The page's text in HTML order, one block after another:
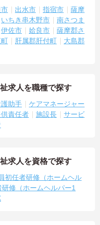
出水市 指宿市
薩摩
いちき串木野市
南さつま
伊佐市 姶良市
薩摩郡さ
肝属郡肝付町
大島郡
求人を職種で探す
助手
ケアマネージャー
責任者 施設長
サービ
求人を資格で探す
初任者研修（ホームヘル
研修（ホームヘルパー1